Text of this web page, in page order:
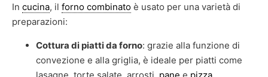
In cucina, il forno combinato è usato per una varietà di
preparazioni:
Cottura di piatti da forno: grazie alla funzione di
convezione e alla griglia, è ideale per piatti come